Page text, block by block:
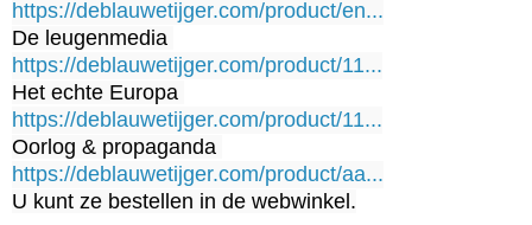
https://deblauwetijger.com/product/en...
https://deblauwetijger.com/product/11...
https://deblauwetijger.com/product/11...
https://deblauwetijger.com/product/aa...
U kunt ze bestellen in de webwinkel.